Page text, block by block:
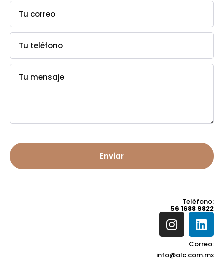
Teléfono:
56 1688 9822
Correo:
info@alc.com.mx